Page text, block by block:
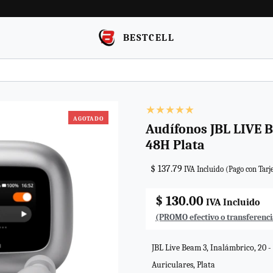
BESTCELL
AGOTADO
Audífonos JBL LIVE
48H Plata
$ 137.79 IVA Incluido (Pago con
$ 130.00 IVA Incluido
(PROMO efectivo o
JBL Live Beam 3, Inalámbrico,
Auriculares, Plata